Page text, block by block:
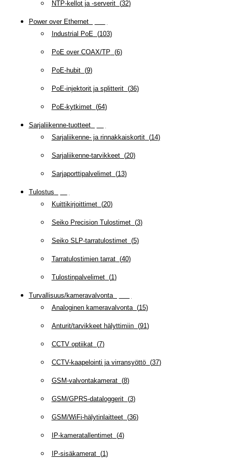
NTP-kellot ja -serverit(32)
Power over Ethernet(
Industrial PoE (103)
PoE over COAX/TP (6)
PoE-hubit(9)
PoE-injektorit ja splitterit(36)
PoE-kytkimet(64)
Sarjaliikenne-tuotteet(
Sarjaliikenne- ja rinnakkaiskortit(14)
Sarjaliikenne-tarvikkeet(20)
Sarjaporttipalvelimet(13)
Tulostus
Kuittikirjoittimet(20)
Seiko Precision Tulostimet(3)
Seiko SLP-tarratulostimet(5)
Tarratulostimien tarrat(40)
Tulostinpalvelimet(1 )
Turvallisuus/kameravalvonta(
Analoginen kameravalvonta(15)
Anturit/tarvikkeet hälyttimiin(91 )
CCTV optiikat(7)
CCTV-kaapelointi ja virransyöttö(37)
GSM-valvontakamerat(8)
GSM/GPRS-dataloggerit(3)
GSM/WiFi-hälytinlaitteet(36)
IP-kameratallentimet(4)
IP-sisäkamerat(1 )